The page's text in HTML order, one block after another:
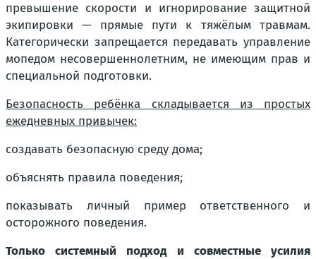
превышение скорости и игнорирование защитной
экипировки — прямые пути к тяжёлым травмам.
Категорически запрещается передавать управление
мопедом несовершеннолетним, не имеющим прав и
специальной подготовки.
Безопасность ребёнка складывается из простых
ежедневных привычек:
создавать безопасную среду дома;
объяснять правила поведения;
показывать личный пример ответственного и
осторожного поведения.
Только системный подход и совместные усилия